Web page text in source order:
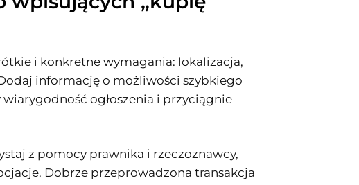
i konkretne wymagania: lokalizacja,
informację o możliwości szybkiego
ogłoszenia i przyciągnie
z pomocy prawnika i rzeczoznawcy,
Dobrze przeprowadzona transakcja